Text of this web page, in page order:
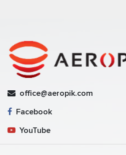
office@aeropik.com
Facebook
YouTube